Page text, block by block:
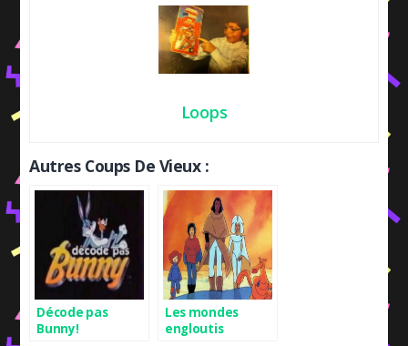
Loops
Autres Coups De Vieux :
Décode pas
Bunny!
Les mondes
engloutis